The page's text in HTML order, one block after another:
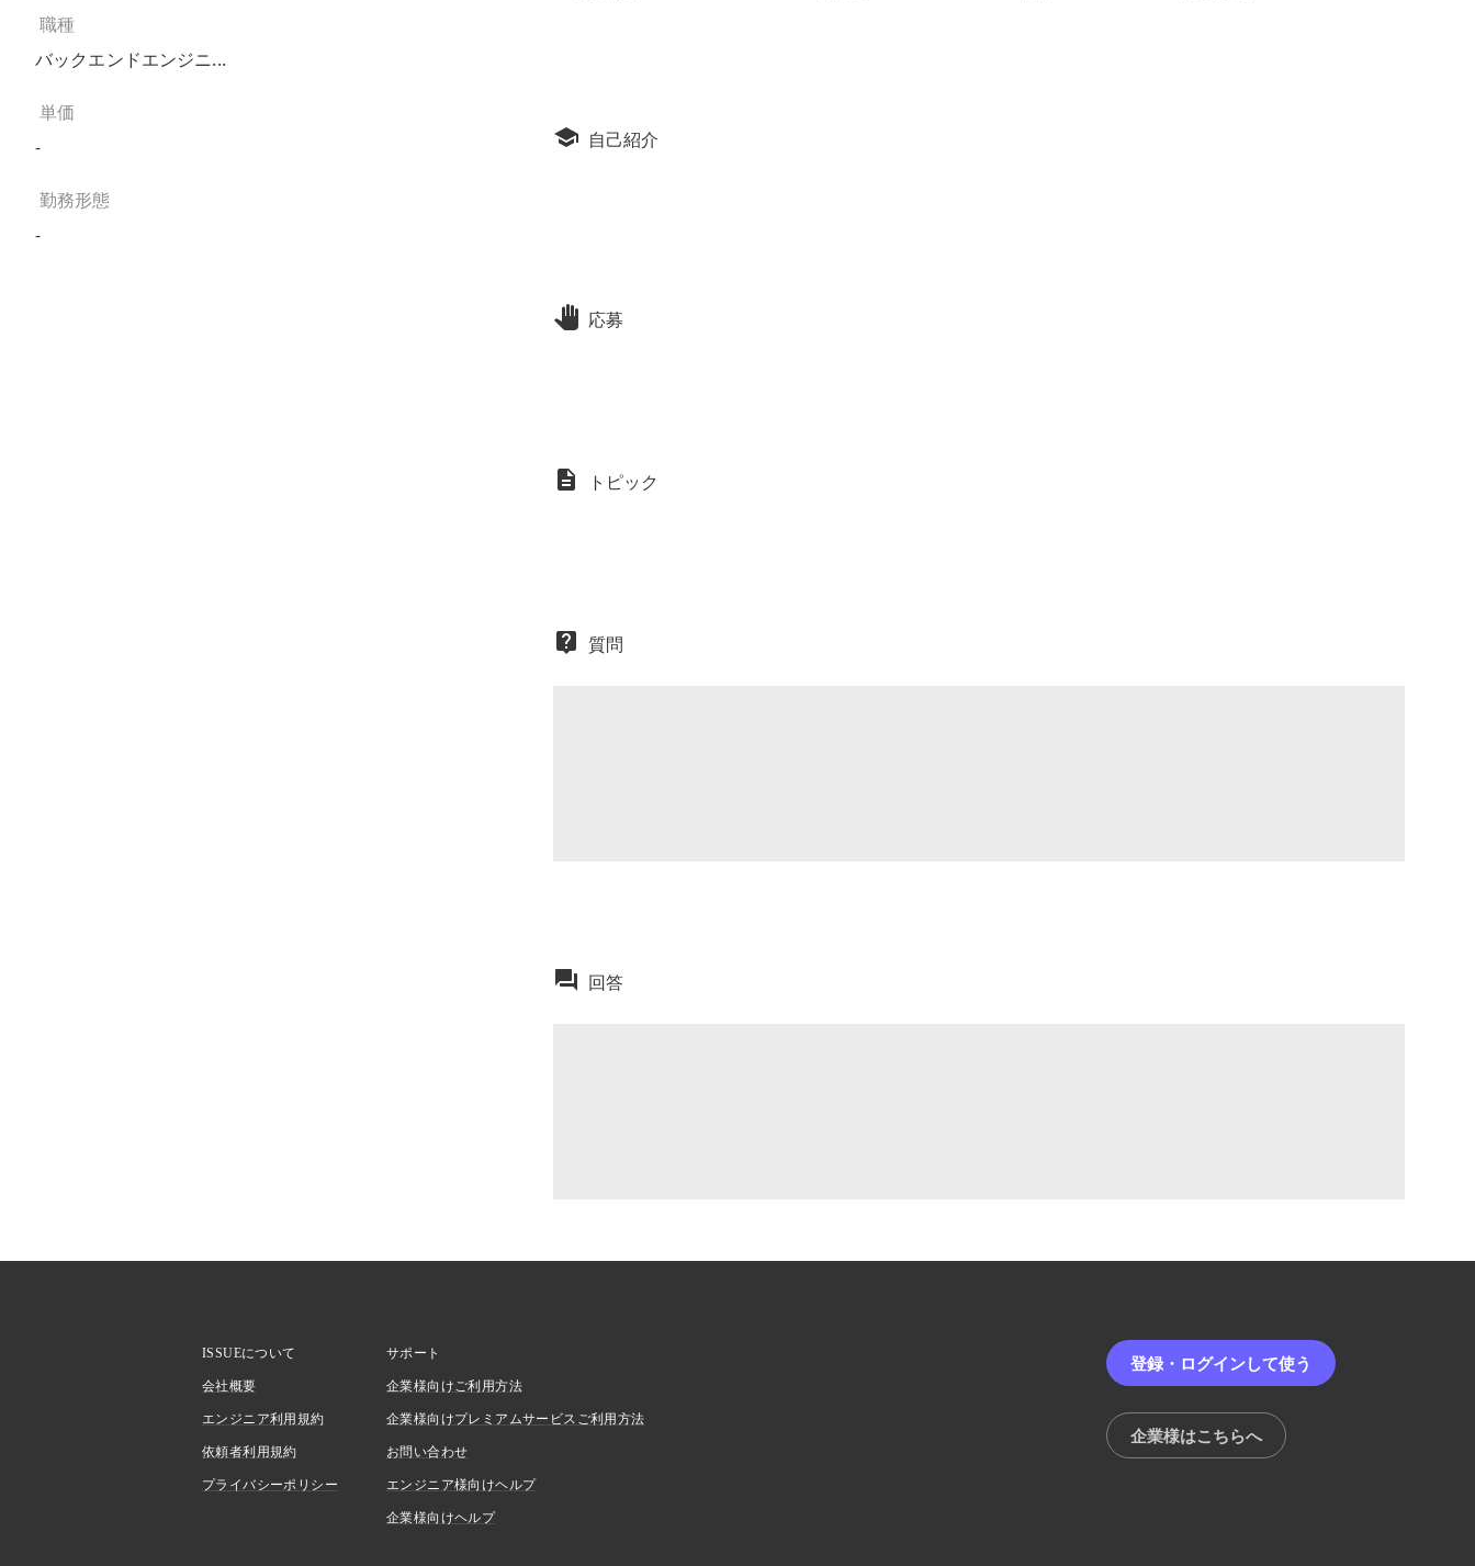
職種
バックエンドエンジニ...
単価
-
勤務形態
-
自己紹介
応募
トピック
質問
回答
ISSUEについて
会社概要
エンジニア利用規約
依頼者利用規約
プライバシーポリシー
サポート
企業様向けご利用方法
企業様向けプレミアムサービスご利用方法
お問い合わせ
エンジニア様向けヘルプ
企業様向けヘルプ
登録・ログインして使う
企業様はこちらへ